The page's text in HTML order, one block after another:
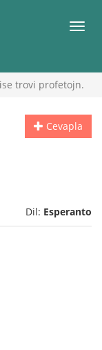
trovi profetojn.
Cevapla
Dil: Esperanto